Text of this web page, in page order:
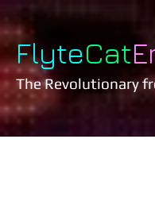
FlyteCat
The Revolutionary